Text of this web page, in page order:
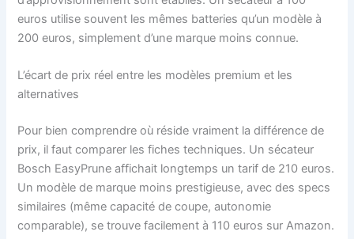
euros utilise souvent les mêmes batteries qu’un modèle à
200 euros, simplement d’une marque moins connue.
L’écart de prix réel entre les modèles premium et les
alternatives
Pour bien comprendre où réside vraiment la différence de
prix, il faut comparer les fiches techniques. Un sécateur
Bosch EasyPrune affichait longtemps un tarif de 210 euros.
Un modèle de marque moins prestigieuse, avec des specs
similaires (même capacité de coupe, autonomie
comparable), se trouve facilement à 110 euros sur Amazon.